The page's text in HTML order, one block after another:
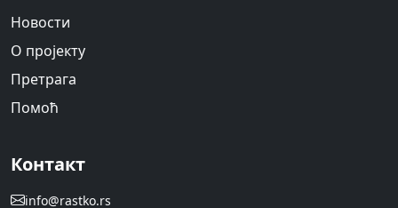
Новости
О пројекту
Претрага
Помоћ
Контакт
info@rastko.rs